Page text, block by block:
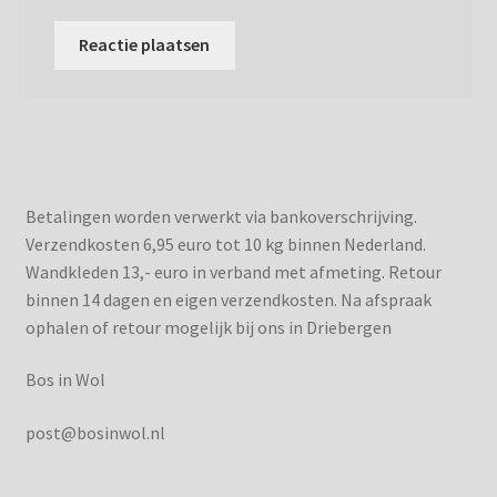
Betalingen worden verwerkt via bankoverschrijving.
Verzendkosten 6,95 euro tot 10 kg binnen Nederland.
Wandkleden 13,- euro in verband met afmeting. Retour
binnen 14 dagen en eigen verzendkosten. Na afspraak
ophalen of retour mogelijk bij ons in Driebergen
Bos in Wol
post@bosinwol.nl